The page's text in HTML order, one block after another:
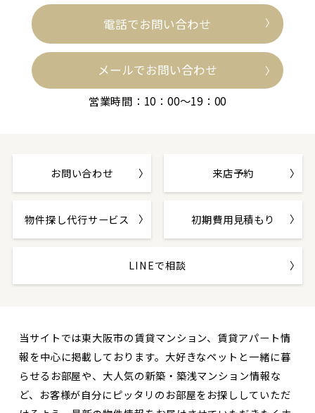
電話でお問い合わせ
メールでお問い合わせ
営業時間：10：00～19：00
お問い合わせ 来店予約
物件探し代行サービス 初期費用見積もり
LINEで相談
当サイトでは東大阪市の賃貸マンション、賃貸アパート情
報を中心に掲載しております。大好きなペットと一緒に暮
らせるお部屋や、大人気の新築・築浅マンション情報な
ど、お客様が自分にピッタリのお部屋をお探ししていただ